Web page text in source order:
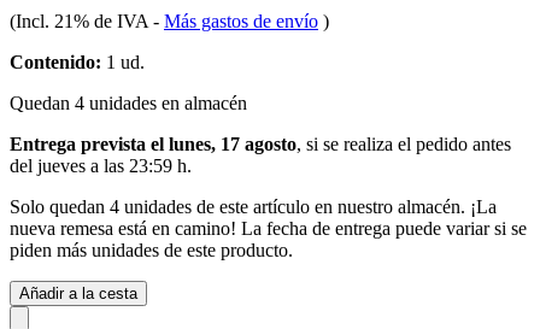
(Incl. 21% de IVA - Más gastos de envío )
Contenido: 1 ud.
Quedan 4 unidades en almacén
Entrega prevista el lunes, 17 agosto, si se realiza el pedido antes
del jueves a las 23:59 h.
Solo quedan 4 unidades de este artículo en nuestro almacén. ¡La
nueva remesa está en camino! La fecha de entrega puede variar si se
piden más unidades de este producto.
Añadir a la cesta